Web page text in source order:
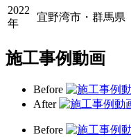
2022
年
宜野湾市・群馬県
施工事例動画
Before
After
Before